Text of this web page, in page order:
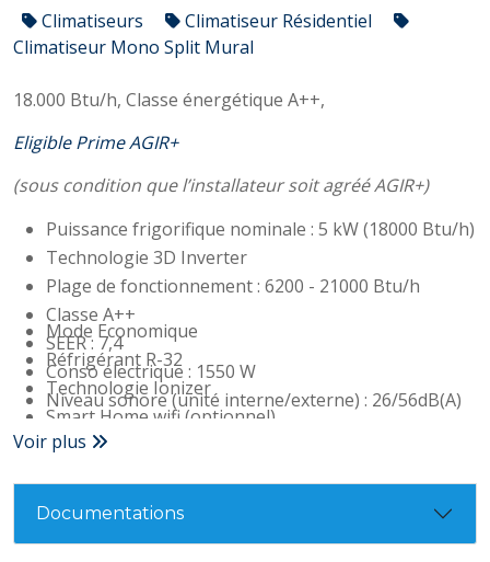
Climatiseurs
Climatiseur Résidentiel
Climatiseur Mono Split Mural
18.000 Btu/h, Classe énergétique A++,
Eligible Prime AGIR+
(sous condition que l’installateur soit agréé AGIR+)
Puissance frigorifique nominale : 5 kW (18000 Btu/h)
Technologie 3D Inverter
Plage de fonctionnement : 6200 - 21000 Btu/h
Classe A++
SEER : 7,4
Conso électrique : 1550 W
Niveau sonore (unité interne/externe) : 26/56dB(A)
Mode Economique
Réfrigérant R-32
Technologie Ionizer
Smart Home wifi (optionnel)
Plage de tension couverte : 160-240V
Certifié Eurovent
Voir plus
Documentations